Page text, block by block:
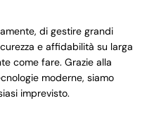
di gestire grandi
e affidabilità su larga
come fare. Grazie alla
moderne, siamo
imprevisto.